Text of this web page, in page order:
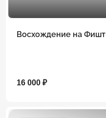
Восхождение на Фишт
16 000 ₽